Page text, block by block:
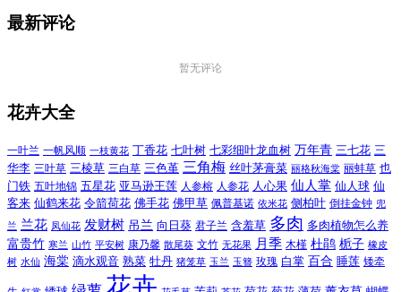
最新评论
暂无评论
花卉大全
一叶兰 一帆风顺 一枝黄花 丁香花 七叶树 七彩细叶龙血树 万年青 三七花 三
华李 三叶草 三棱草 三白草 三色堇 三角梅 丝叶茅膏菜 丽格秋海棠 丽蚌草 也
门铁 五叶地锦 五星花 亚马逊王莲 人参榕 人参花 人心果 仙人掌 仙人球 仙
客来 仙鹤来花 令箭荷花 佛手花 佛甲草 佩普基诺 依米花 侧柏叶 倒挂金钟 兜
兰 兰花 凤仙花 发财树 吊兰 向日葵 君子兰 含羞草 多肉 多肉植物怎么养
富贵竹 寒兰 山竹 平安树 康乃馨 散尾葵 文竹 无花果 月季 木槿 杜鹃 栀子 橡皮
树 水仙 海棠 滴水观音 熟菜 牡丹 猪笼草 玉兰 玉簪 玫瑰 白掌 百合 睡莲 矮牵